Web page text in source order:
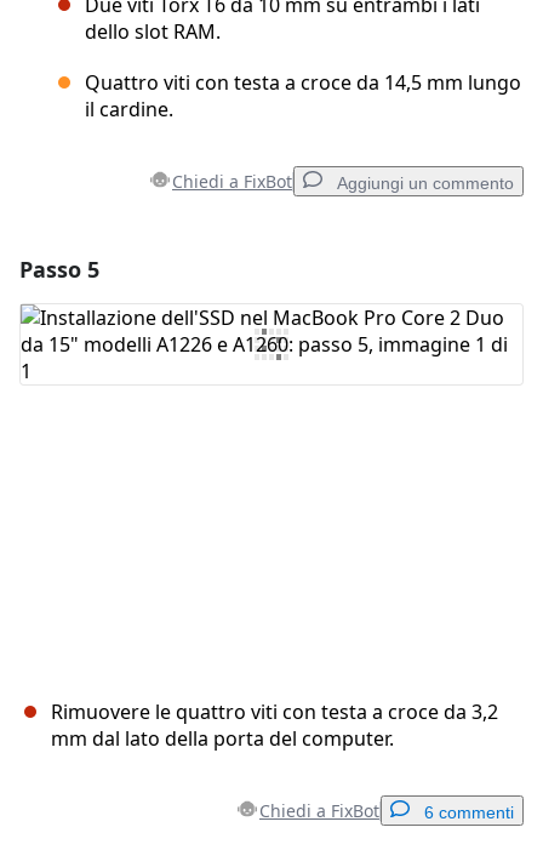
dello slot RAM.
Quattro viti con testa a croce da 14,5 mm lungo
il cardine.
Chiedi a FixBot Aggiungi un commento
Aggiungi Commento
Passo 5
Rimuovere le quattro viti con testa a croce da 3,2
mm dal lato della porta del computer.
Chiedi a FixBot 6 commenti